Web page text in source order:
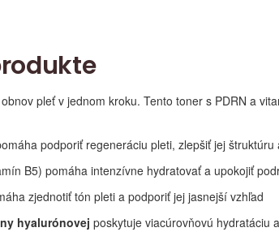
pleť v jednom kroku. Tento toner s PDRN a
podporiť regeneráciu pleti, zlepšiť jej štruktúru
B5) pomáha intenzívne hydratovať a upokojiť
zjednotiť tón pleti a podporiť jej jasnejší vzhľad
hyalurónovej poskytuje viacúrovňovú hydratáciu